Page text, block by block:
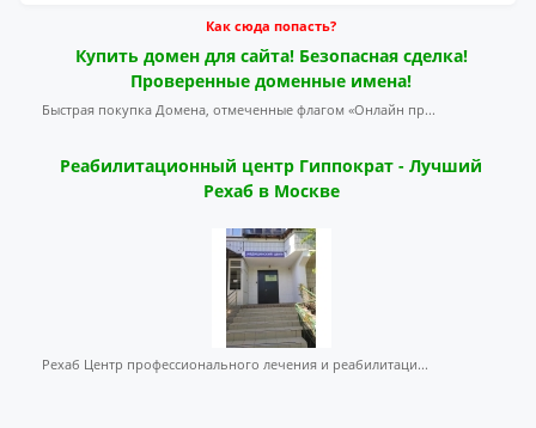
Как сюда попасть?
Купить домен для сайта! Безопасная сделка!
Проверенные доменные имена!
Быстрая покупка Домена, отмеченные флагом «Онлайн пр...
Реабилитационный центр Гиппократ - Лучший
Рехаб в Москве
Рехаб Центр профессионального лечения и реабилитаци...